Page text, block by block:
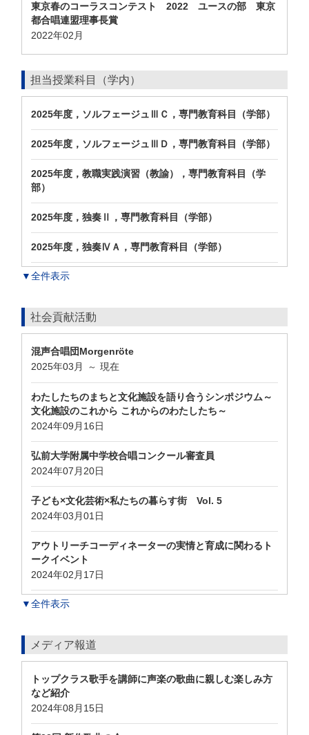
東京春のコーラスコンテスト 2022 ユースの部 東京
都合唱連盟理事長賞
2022年02月
担当授業科目（学内）
2025年度，ソルフェージュⅢＣ，専門教育科目（学部）
2025年度，ソルフェージュⅢＤ，専門教育科目（学部）
2025年度，教職実践演習（教諭），専門教育科目（学
部）
2025年度，独奏Ⅱ，専門教育科目（学部）
2025年度，独奏ⅣＡ，専門教育科目（学部）
▼全件表示
社会貢献活動
混声合唱団Morgenröte
2025年03月
～ 現在
わたしたちのまちと文化施設を語り合うシンポジウム～
文化施設のこれから これからのわたしたち～
2024年09月16日
弘前大学附属中学校合唱コンクール審査員
2024年07月20日
子ども×文化芸術×私たちの暮らす街 Vol. 5
2024年03月01日
アウトリーチコーディネーターの実情と育成に関わるト
ークイベント
2024年02月17日
▼全件表示
メディア報道
トップクラス歌手を講師に声楽の歌曲に親しむ楽しみ方
など紹介
2024年08月15日